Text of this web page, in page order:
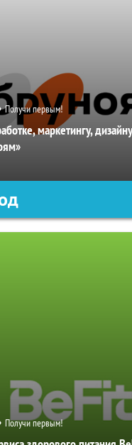
Получи первым!
маркетингу,
Получи первым!